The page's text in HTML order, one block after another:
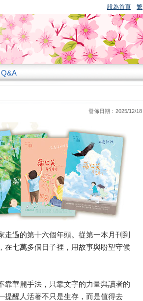
設為首頁 繁
Q&A
發佈日期： 2025/12/18
過的第十六個年頭。從第一本月刊到
在七萬多個日子裡，用故事與盼望守候
靠華麗手法，只靠文字的力量與讀者的
醒人活著不只是生存，而是值得去